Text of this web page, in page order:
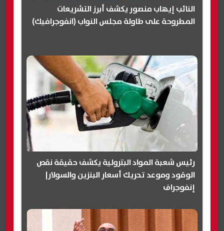
النائب إيهاب منصور يكشف أبرز التشريعات
المطروحة على طاولة مجلس النواب (انفوجرافيك)
رئيس شعبة المواد البترولية يكشف حقيقة نقص
الوقود وموعد تحريك أسعار البنزين والسولار|
إنفوجراف